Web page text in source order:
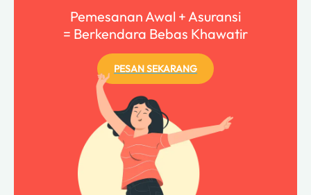
Pemesanan Awal + Asuransi
= Berkendara Bebas Khawatir
PESAN SEKARANG